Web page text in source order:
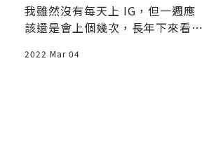
我雖然沒有每天上 IG，但一週應
該還是會上個幾次，長年下來看到
本篇
2022 Mar 04